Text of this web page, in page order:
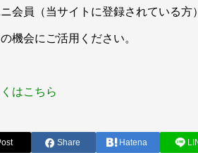
会員（当サイトに登録されている
機会にご活用ください。
はこちら
Share Hatena